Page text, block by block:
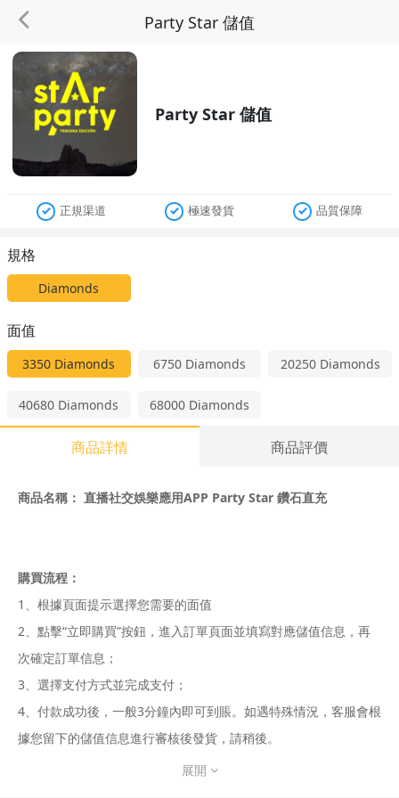
Party Star 儲值
Party Star 儲值
正規渠道 極速發貨 品質保障
規格
Diamonds
面值
3350 Diamonds 6750 Diamonds 20250 Diamonds
40680 Diamonds 68000 Diamonds
商品詳情 商品評價
商品名稱： 直播社交娛樂應用APP Party Star 鑽石直充
購買流程：
1、根據頁面提示選擇您需要的面值
2、點擊“立即購買”按鈕，進入訂單頁面並填寫對應儲值信息，再
次確定訂單信息；
3、選擇支付方式並完成支付；
4、付款成功後，一般3分鐘內即可到賬。如遇特殊情況，客服會根
據您留下的儲值信息進行審核後發貨，請稍後。
展開